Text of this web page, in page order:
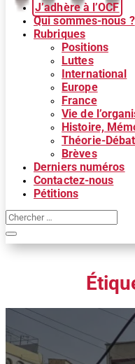
J’adhère à l’OCF
Qui sommes-nous ?
Rubriques
Positions
Luttes
International
Europe
France
Vie de
Histoire,
Théorie-
Brèves
Derniers numéros
Contactez-nous
Pétitions